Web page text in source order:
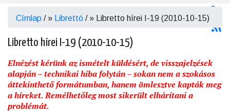
Morzsa
Címlap / Librettó / Libretto hírei I-19 (2010-10-15)
Libretto hírei I-19 (2010-10-15)
Elnézést kérünk az ismételt küldésért, de visszajelzések
alapján – technikai hiba folytán – sokan nem a szokásos
áttekinthető formátumban, hanem ömlesztve kapták meg
a híreket. Remélhetőleg most sikerült elhárítani a
problémát.